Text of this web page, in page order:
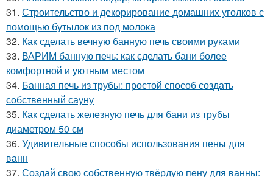
31. Строительство и декорирование домашних уголков с
помощью бутылок из под молока
32. Как сделать вечную банную печь своими руками
33. ВАРИМ банную печь: как сделать бани более
комфортной и уютным местом
34. Банная печь из трубы: простой способ создать
собственный сауну
35. Как сделать железную печь для бани из трубы
диаметром 50 см
36. Удивительные способы использования пены для
ванн
37. Создай свою собственную твёрдую пену для ванны: